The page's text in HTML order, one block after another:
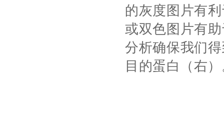
的灰度图片有
或双色图片有
分析确保我们
目的蛋白（右